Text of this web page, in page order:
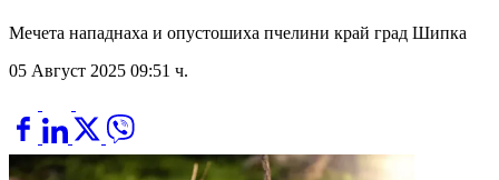
Мечета нападнаха и опустошиха пчелини край град Шипка
05 Август 2025 09:51 ч.